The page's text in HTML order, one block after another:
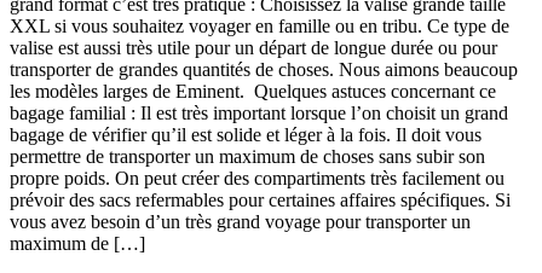
grand format c’est très pratique : Choisissez la valise grande taille
XXL si vous souhaitez voyager en famille ou en tribu. Ce type de
valise est aussi très utile pour un départ de longue durée ou pour
transporter de grandes quantités de choses. Nous aimons beaucoup
les modèles larges de Eminent. Quelques astuces concernant ce
bagage familial : Il est très important lorsque l’on choisit un grand
bagage de vérifier qu’il est solide et léger à la fois. Il doit vous
permettre de transporter un maximum de choses sans subir son
propre poids. On peut créer des compartiments très facilement ou
prévoir des sacs refermables pour certaines affaires spécifiques. Si
vous avez besoin d’un très grand voyage pour transporter un
maximum de […]